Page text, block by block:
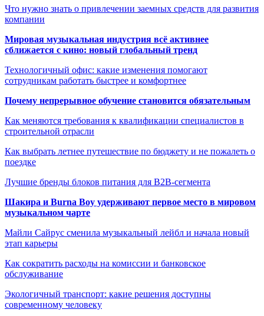
Что нужно знать о привлечении заемных средств для развития
компании
Мировая музыкальная индустрия всё активнее
сближается с кино: новый глобальный тренд
Технологичный офис: какие изменения помогают
сотрудникам работать быстрее и комфортнее
Почему непрерывное обучение становится обязательным
Как меняются требования к квалификации специалистов в
строительной отрасли
Как выбрать летнее путешествие по бюджету и не пожалеть о
поездке
Лучшие бренды блоков питания для B2B-сегмента
Шакира и Burna Boy удерживают первое место в мировом
музыкальном чарте
Майли Сайрус сменила музыкальный лейбл и начала новый
этап карьеры
Как сократить расходы на комиссии и банковское
обслуживание
Экологичный транспорт: какие решения доступны
современному человеку